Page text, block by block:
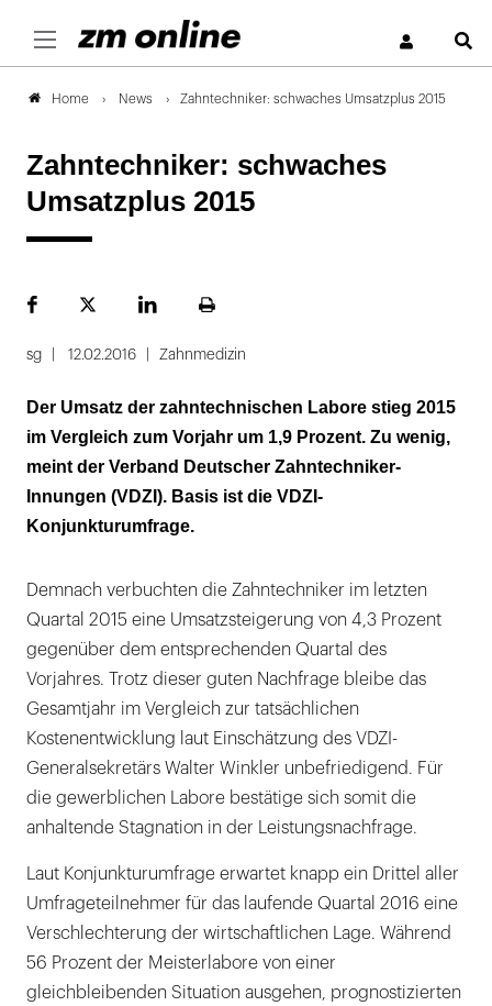
Home News Zahntechniker: schwaches Umsatzplus 2015
Zahntechniker: schwaches
Umsatzplus 2015
FacebookPlattformLinekdInSeite
sg 12.02.2016 Zahnmedizin
Der Umsatz der zahntechnischen Labore stieg 2015
im Vergleich zum Vorjahr um 1,9 Prozent. Zu wenig,
meint der Verband Deutscher Zahntechniker-
Innungen (VDZI). Basis ist die VDZI-
Konjunkturumfrage.
Demnach verbuchten die Zahntechniker im letzten
Quartal 2015 eine Umsatzsteigerung von 4,3 Prozent
gegenüber dem entsprechenden Quartal des
Vorjahres. Trotz dieser guten Nachfrage bleibe das
Gesamtjahr im Vergleich zur tatsächlichen
Kostenentwicklung laut Einschätzung des VDZI-
Generalsekretärs Walter Winkler unbefriedigend. Für
die gewerblichen Labore bestätige sich somit die
anhaltende Stagnation in der Leistungsnachfrage.
Laut Konjunkturumfrage erwartet knapp ein Drittel aller
Umfrageteilnehmer für das laufende Quartal 2016 eine
Verschlechterung der wirtschaftlichen Lage. Während
56 Prozent der Meisterlabore von einer
gleichbleibenden Situation ausgehen, prognostizierten